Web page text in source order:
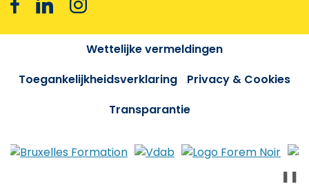
Wettelijke vermeldingen
Toegankelijkheidsverklaring
Privacy & Cookies
Transparantie
❚❚